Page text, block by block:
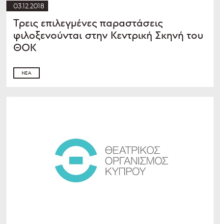
03.12.2018
Τρεις επιλεγμένες παραστάσεις
φιλοξενούνται στην Κεντρική Σκηνή του
ΘΟΚ
ΝΈΑ